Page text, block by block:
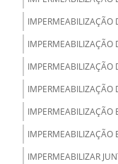
IMPERMEABILIZAÇÃO
IMPERMEABILIZAÇÃO
IMPERMEABILIZAÇÃO
IMPERMEABILIZAÇÃO
IMPERMEABILIZAÇÃO
IMPERMEABILIZAÇÃO
IMPERMEABILIZAR